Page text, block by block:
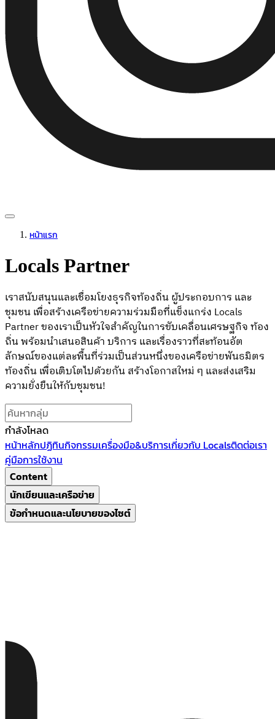
หน้าแรก
Locals Partner
เราสนับสนุนและเชื่อมโยงธุรกิจท้องถิ่น ผู้ประกอบการ และ
ชุมชน เพื่อสร้างเครือข่ายความร่วมมือที่แข็งแกร่ง Locals
Partner ของเราเป็นหัวใจสำคัญในการขับเคลื่อนเศรษฐกิจ ท้อง
ถิ่น พร้อมนำเสนอสินค้า บริการ และเรื่องราวที่สะท้อนอัต
ลักษณ์ของแต่ละพื้นที่ร่วมเป็นส่วนหนึ่งของเครือข่ายพันธมิตร
ท้องถิ่น เพื่อเติบโตไปด้วยกัน สร้างโอกาสใหม่ ๆ และส่งเสริม
ความยั่งยืนให้กับชุมชน!
กำลังโหลด
หน้าหลักปฏิทินกิจกรรมเครื่องมือ&บริการเกี่ยวกับ Localsติดต่อเรา
คู่มือการใช้งาน
Content
นักเขียนและเครือข่าย
ข้อกำหนดและนโยบายของไซต์